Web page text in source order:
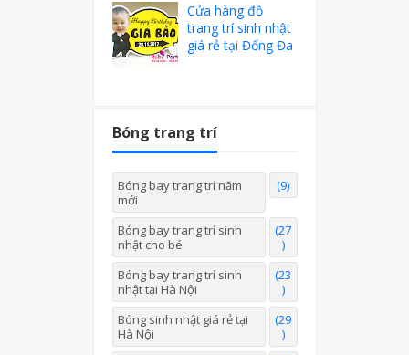
Cửa hàng đồ
trang trí sinh nhật
giá rẻ tại Đống Đa
Bóng trang trí
Bóng bay trang trí năm
mới
(9)
Bóng bay trang trí sinh
nhật cho bé
(27
)
Bóng bay trang trí sinh
nhật tại Hà Nội
(23
)
Bóng sinh nhật giá rẻ tại
Hà Nội
(29
)